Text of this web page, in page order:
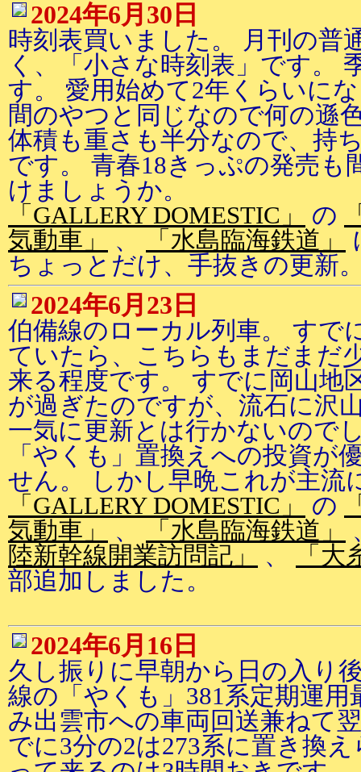
2024年6月30日
時刻表買いました。 月刊の普
く、「小さな時刻表」です。
す。 愛用始めて2年くらいに
間のやつと同じなので何の遜
体積も重さも半分なので、持
です。 青春18きっぷの発売も
けましょうか。
「GALLERY DOMESTIC」
の
気動車」
、 「水島臨海鉄道」
ちょっとだけ、手抜きの更新
2024年6月23日
伯備線のローカル列車。 すで
ていたら、こちらもまだまだ
来る程度です。 すでに岡山地
が過ぎたのですが、流石に沢
一気に更新とは行かないので
「やくも」置換えへの投資が
せん。 しかし早晩これが主流
「GALLERY DOMESTIC」
の
気動車」
、 「水島臨海鉄道」
陸新幹線開業訪問記」
、
「
部追加しました。
2024年6月16日
久し振りに早朝から日の入り
線の「やくも」381系定期運
み出雲市への車両回送兼ねて
でに3分の2は273系に置き換